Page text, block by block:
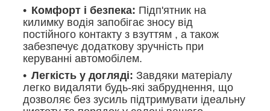
Комфорт і безпека: Підп'ятник на
килимку водія запобігає зносу від
постійного контакту з взуттям , а також
забезпечує додаткову зручність при
керуванні автомобілем.
Легкість у догляді: Завдяки матеріалу
легко видаляти будь-які забруднення, що
дозволяє без зусиль підтримувати ідеальну